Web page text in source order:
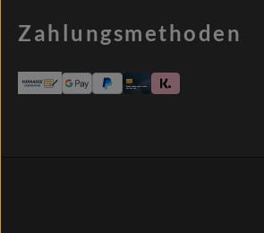
Zahlungsmethoden